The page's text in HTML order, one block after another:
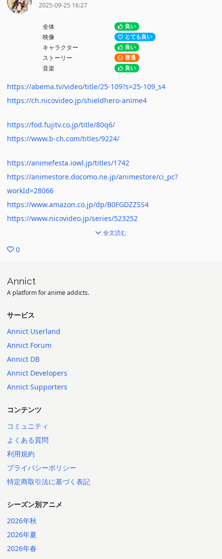
2025-09-25 16:27
全体 良い
映像 とても良い
キャラクター 良い
ストーリー 普通
音楽 良い
https://abema.tv/video/title/25-109?s=25-109_s4
https://ch.nicovideo.jp/shieldhero-anime4
https://fod.fujitv.co.jp/title/80q6/
https://www.b-ch.com/titles/9224/
https://animefesta.iowl.jp/titles/1742
https://animestore.docomo.ne.jp/animestore/ci_pc?
workId=28066
https://www.amazon.co.jp/dp/B0FGDZZSS4
https://www.nicovideo.jp/series/523252
全文読む
0
Annict
A platform for anime addicts.
サービス
Annict Userland
Annict Forum
Annict DB
Annict Developers
Annict Supporters
コンテンツ
コミュニティ
よくある質問
利用規約
プライバシーポリシー
特定商取引法に基づく表記
シーズン別アニメ
2026年秋
2026年夏
2026年春